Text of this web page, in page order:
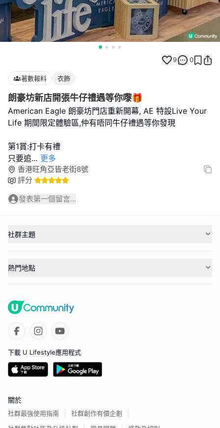
9 0
著數報料 衣飾
朗豪坊新店開張牛仔禮遇等你嚟🎁
American Eagle 朗豪坊門店重新開幕, AE 特設Live Your
Life 期間限定體驗區,仲有唔同牛仔禮遇等你發現
第1賞:打卡有禮
只要追... 更多
香港旺角亞皆老街8號
評分
發表第一個留言...
社群主題
熱門地點
下載 U Lifestyle應用程式
關於
社群最強使用指南
社群創作有價企劃